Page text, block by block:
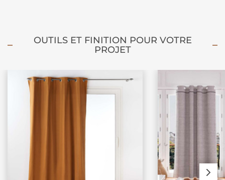
OUTILS ET FINITION POUR VOTRE
PROJET